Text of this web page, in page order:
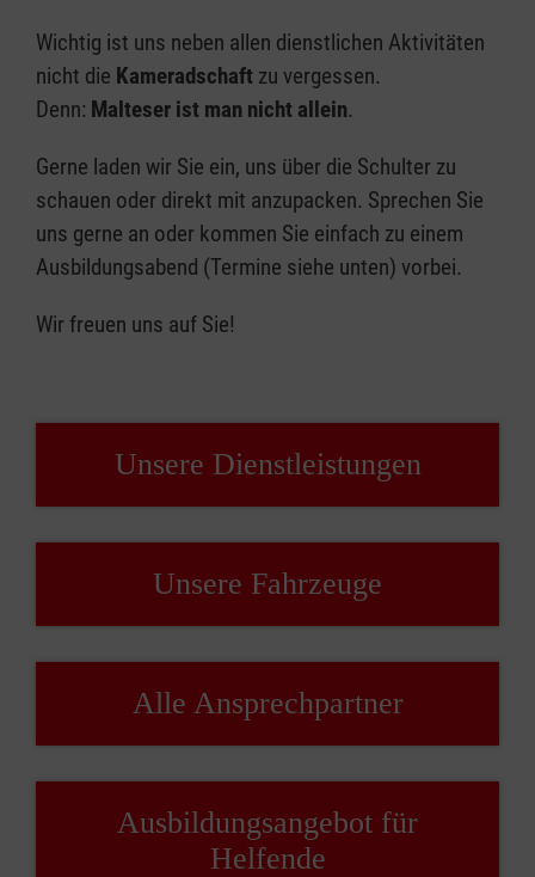
Wichtig ist uns neben allen dienstlichen Aktivitäten
nicht die Kameradschaft zu vergessen.
Denn: Malteser ist man nicht allein.
Gerne laden wir Sie ein, uns über die Schulter zu
schauen oder direkt mit anzupacken. Sprechen Sie
uns gerne an oder kommen Sie einfach zu einem
Ausbildungsabend (Termine siehe unten) vorbei.
Wir freuen uns auf Sie!
Unsere Dienstleistungen
Unsere Fahrzeuge
Alle Ansprechpartner
Ausbildungsangebot für
Helfende